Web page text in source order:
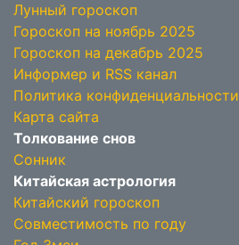
Лунный гороскоп
Гороскоп на ноябрь 2025
Гороскоп на декабрь 2025
Информер и RSS канал
Политика конфиденциальности
Карта сайта
Толкование снов
Сонник
Китайская астрология
Китайский гороскоп
Совместимость по году